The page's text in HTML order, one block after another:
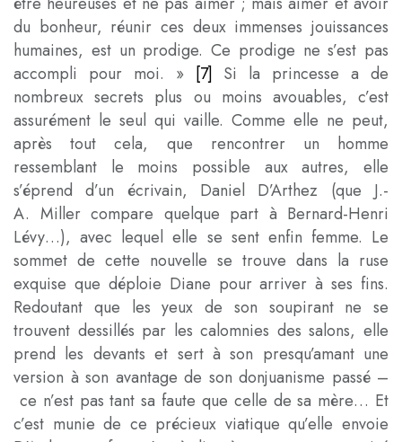
du bonheur, réunir ces deux immenses jouissances
humaines, est un prodige. Ce prodige ne s’est pas
accompli pour moi. »
[7] Si la princesse a de
nombreux secrets plus ou moins avouables, c’est
assurément le seul qui vaille. Comme elle ne peut,
après tout cela, que rencontrer un homme
ressemblant le moins possible aux autres, elle
s’éprend d’un écrivain, Daniel D’Arthez (que J.-
A. Miller compare quelque part à Bernard-Henri
Lévy…), avec lequel elle se sent enfin femme. Le
sommet de cette nouvelle se trouve dans la ruse
exquise que déploie Diane pour arriver à ses fins.
Redoutant que les yeux de son soupirant ne se
trouvent dessillés par les calomnies des salons, elle
prend les devants et sert à son presqu’amant une
version à son avantage de son donjuanisme passé –
ce n’est pas tant sa faute que celle de sa mère… Et
c’est munie de ce précieux viatique qu’elle envoie